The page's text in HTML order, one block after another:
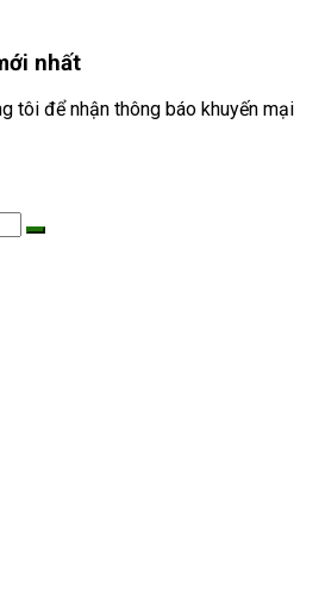
nhất
tôi để nhận thông báo khuyến mại